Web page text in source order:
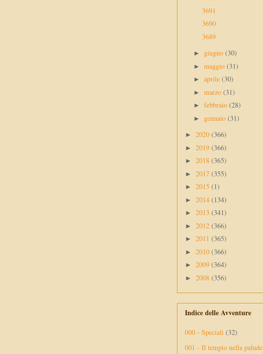
3691
3690
3689
► giugno (30)
► maggio (31)
► aprile (30)
► marzo (31)
► febbraio (28)
► gennaio (31)
► 2020 (366)
► 2019 (366)
► 2018 (365)
► 2017 (355)
► 2015 (1)
► 2014 (134)
► 2013 (341)
► 2012 (366)
► 2011 (365)
► 2010 (366)
► 2009 (364)
► 2008 (356)
Indice delle Avventure
000 - Speciali (32)
001 - Il tempio nella palude